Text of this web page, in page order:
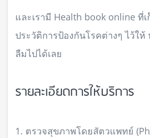
และเรามี Health book online ที่
ประวัติการป้องกันโรคต่างๆ ไว้ใ
ลืมไปได้เลย
รายละเอียดการให้บริการ
1. ตรวจสุขภาพโดยสัตวแพทย์